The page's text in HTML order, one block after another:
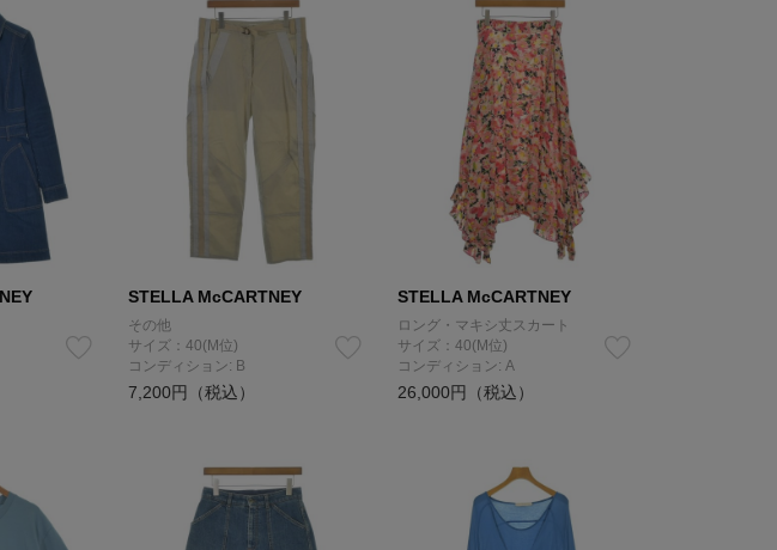
STELLA McCARTNEY
その他
サイズ：40(M位)
コンディション: B
7,200円（税込）
STELLA McCARTNEY
ロング・マキシ丈スカート
サイズ：40(M位)
コンディション: A
26,000円（税込）